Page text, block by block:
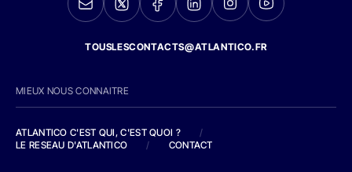
TOUSLESCONTACTS@ATLANTICO.FR
MIEUX NOUS CONNAITRE
ATLANTICO C'EST QUI, C'EST QUOI ?
/
LE RESEAU D'ATLANTICO
/ CONTACT